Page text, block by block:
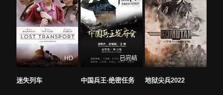
HD
迷失列车
已完结
中国兵王·绝密任务 地狱尖兵2022